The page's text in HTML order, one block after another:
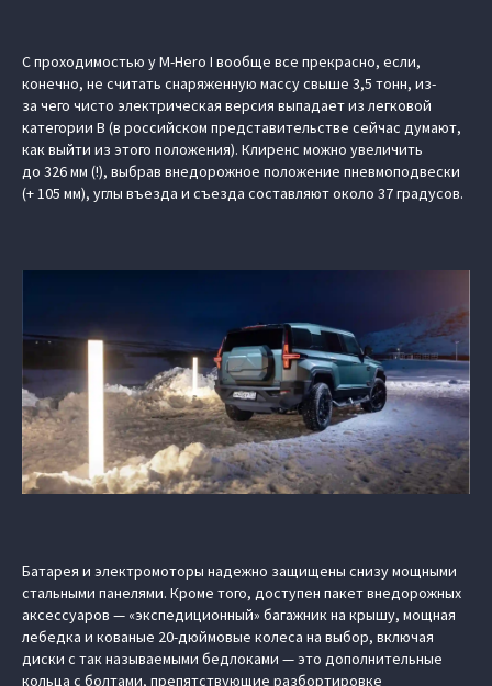
С проходимостью у M-Hero I вообще все прекрасно, если,
конечно, не считать снаряженную массу свыше 3,5 тонн, из-
за чего чисто электрическая версия выпадает из легковой
категории B (в российском представительстве сейчас думают,
как выйти из этого положения). Клиренс можно увеличить
до 326 мм (!), выбрав внедорожное положение пневмоподвески
(+ 105 мм), углы въезда и съезда составляют около 37 градусов.
Батарея и электромоторы надежно защищены снизу мощными
стальными панелями. Кроме того, доступен пакет внедорожных
аксессуаров — «экспедиционный» багажник на крышу, мощная
лебедка и кованые 20-дюймовые колеса на выбор, включая
диски с так называемыми бедлоками — это дополнительные
кольца с болтами, препятствующие разбортировке